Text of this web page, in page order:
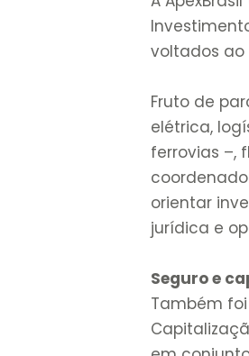
voltados ao
Fruto de
elétrica,
ferrovias –,
orientar
jurídica e
Seguro e
Também